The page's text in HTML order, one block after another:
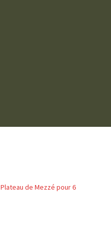
Plateau de Mezzé pour 6